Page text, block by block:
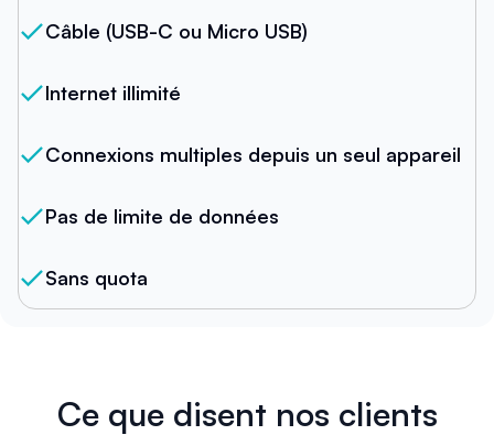
Câble (USB-C ou Micro USB)
Internet illimité
Connexions multiples depuis un seul appareil
Pas de limite de données
Sans quota
Ce que disent nos clients